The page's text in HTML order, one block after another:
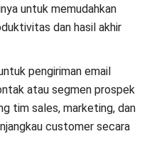
untuk memudahkan
dan hasil akhir
pengiriman email
atau segmen prospek
tim sales, marketing, dan
customer secara